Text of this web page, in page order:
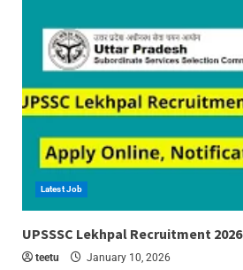
Latest Job
UPSSSC Lekhpal Recruitment 2026
teetu January 10, 2026